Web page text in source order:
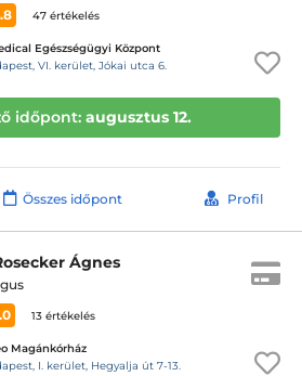
47 értékelés
Egészségügyi Központ
VI. kerület, Jókai utca 6.
időpont: augusztus 12.
Összes időpont Profil
Ágnes
13 értékelés
Magánkórház
I. kerület, Hegyalja út 7-13.